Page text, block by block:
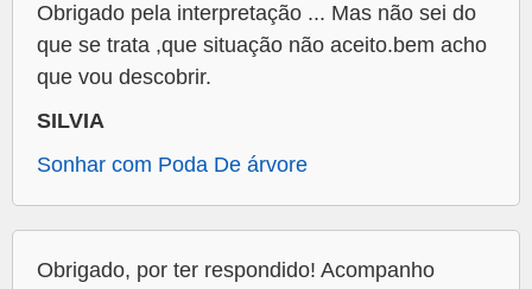
Obrigado pela interpretação ... Mas não sei do
que se trata ,que situação não aceito.bem acho
que vou descobrir.
SILVIA
Sonhar com Poda De árvore
Obrigado, por ter respondido! Acompanho